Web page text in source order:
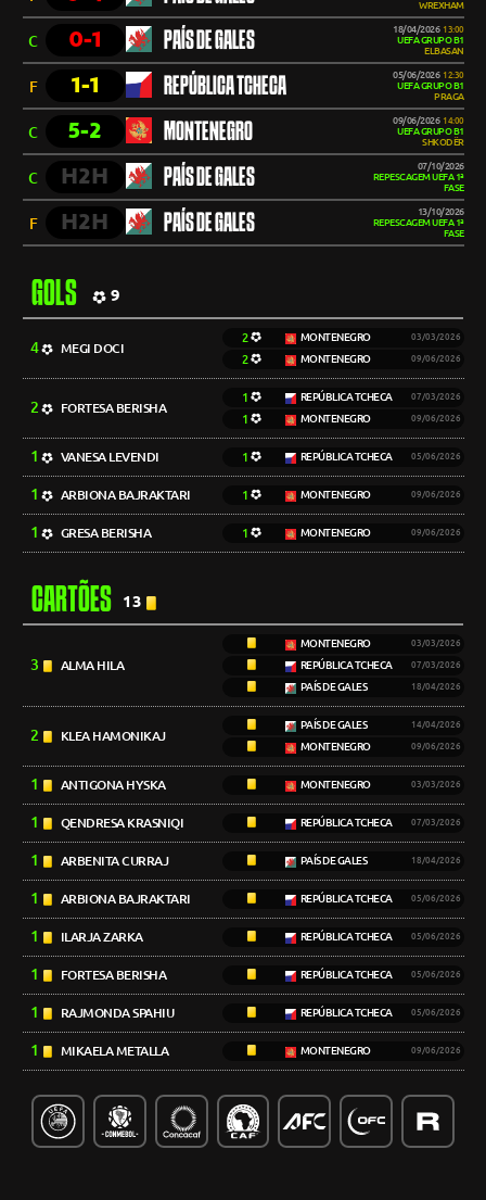
WREXHAM
C 0-1 PAÍS DE GALES 18/04/2026 13:00
UEFA GRUPO B1
ELBASAN
F 1-1 REPÚBLICA TCHECA 05/06/2026 12:30
UEFA GRUPO B1
PRAGA
C 5-2 MONTENEGRO 09/06/2026 14:00
UEFA GRUPO B1
SHKODËR
C H2H PAÍS DE GALES
07/10/2026
REPESCAGEM UEFA 1ª
FASE
F H2H PAÍS DE GALES
13/10/2026
REPESCAGEM UEFA 1ª
FASE
GOLS 9
4 MEGI DOCI
2 MONTENEGRO 03/03/2026
2 MONTENEGRO 09/06/2026
2 FORTESA BERISHA
1 REPÚBLICA TCHECA 07/03/2026
1 MONTENEGRO 09/06/2026
1 VANESA LEVENDI 1 REPÚBLICA TCHECA 05/06/2026
1 ARBIONA BAJRAKTARI 1 MONTENEGRO 09/06/2026
1 GRESA BERISHA 1 MONTENEGRO 09/06/2026
CARTÕES 13
3 ALMA HILA
MONTENEGRO 03/03/2026
REPÚBLICA TCHECA 07/03/2026
PAÍS DE GALES 18/04/2026
2 KLEA HAMONIKAJ
PAÍS DE GALES 14/04/2026
MONTENEGRO 09/06/2026
1 ANTIGONA HYSKA MONTENEGRO 03/03/2026
1 QENDRESA KRASNIQI REPÚBLICA TCHECA 07/03/2026
1 ARBENITA CURRAJ PAÍS DE GALES 18/04/2026
1 ARBIONA BAJRAKTARI REPÚBLICA TCHECA 05/06/2026
1 ILARJA ZARKA REPÚBLICA TCHECA 05/06/2026
1 FORTESA BERISHA REPÚBLICA TCHECA 05/06/2026
1 RAJMONDA SPAHIU REPÚBLICA TCHECA 05/06/2026
1 MIKAELA METALLA MONTENEGRO 09/06/2026